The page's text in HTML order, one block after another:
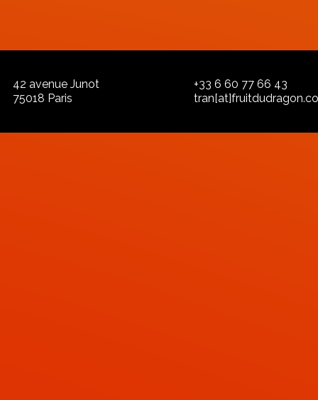
42 avenue Junot
75018 Paris
+33 6 60 77 66 43